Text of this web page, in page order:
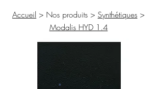
Accueil > Nos produits > Synthétiques >
Modalis HYD 1.4